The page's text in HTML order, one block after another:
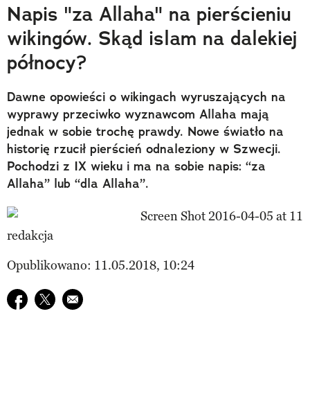
Trendbook Podróżniczy
Polecane
Napis "za Allaha" na pierścieniu
wikingów. Skąd islam na dalekiej
północy?
Dawne opowieści o wikingach wyruszających na
wyprawy przeciwko wyznawcom Allaha mają
jednak w sobie trochę prawdy. Nowe światło na
historię rzucił pierścień odnaleziony w Szwecji.
Pochodzi z IX wieku i ma na sobie napis: “za
Allaha” lub “dla Allaha”.
redakcja
Opublikowano: 11.05.2018, 10:24
Udostępnij na facebook
Udostępnij na twitter
E-mail do przyjaciela